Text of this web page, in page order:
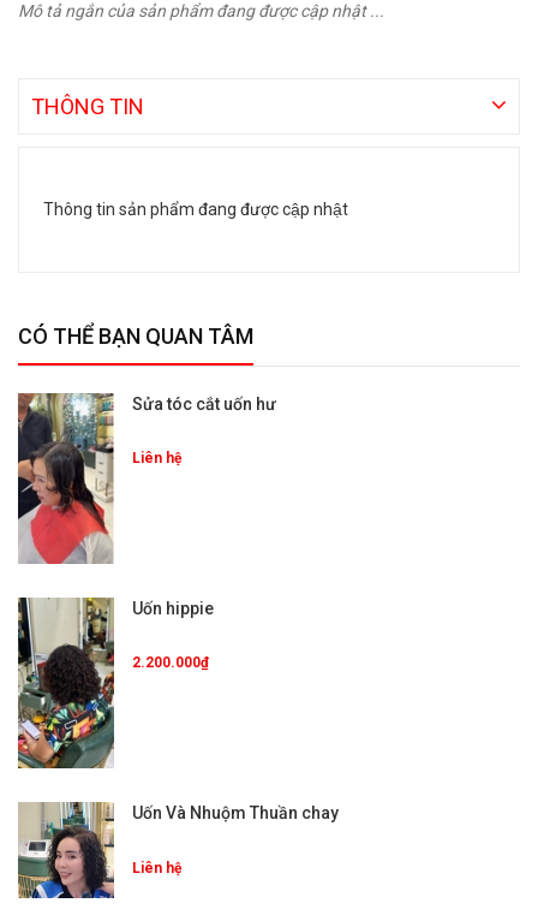
Mô tả ngắn của sản phẩm đang được cập nhật ...
THÔNG TIN
Thông tin sản phẩm đang được cập nhật
CÓ THỂ BẠN QUAN TÂM
Sửa tóc cắt uốn hư
Liên hệ
Uốn hippie
2.200.000₫
Uốn Và Nhuộm Thuần chay
Liên hệ